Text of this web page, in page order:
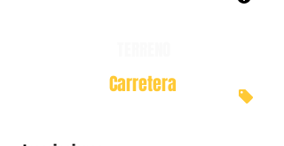
Carretera